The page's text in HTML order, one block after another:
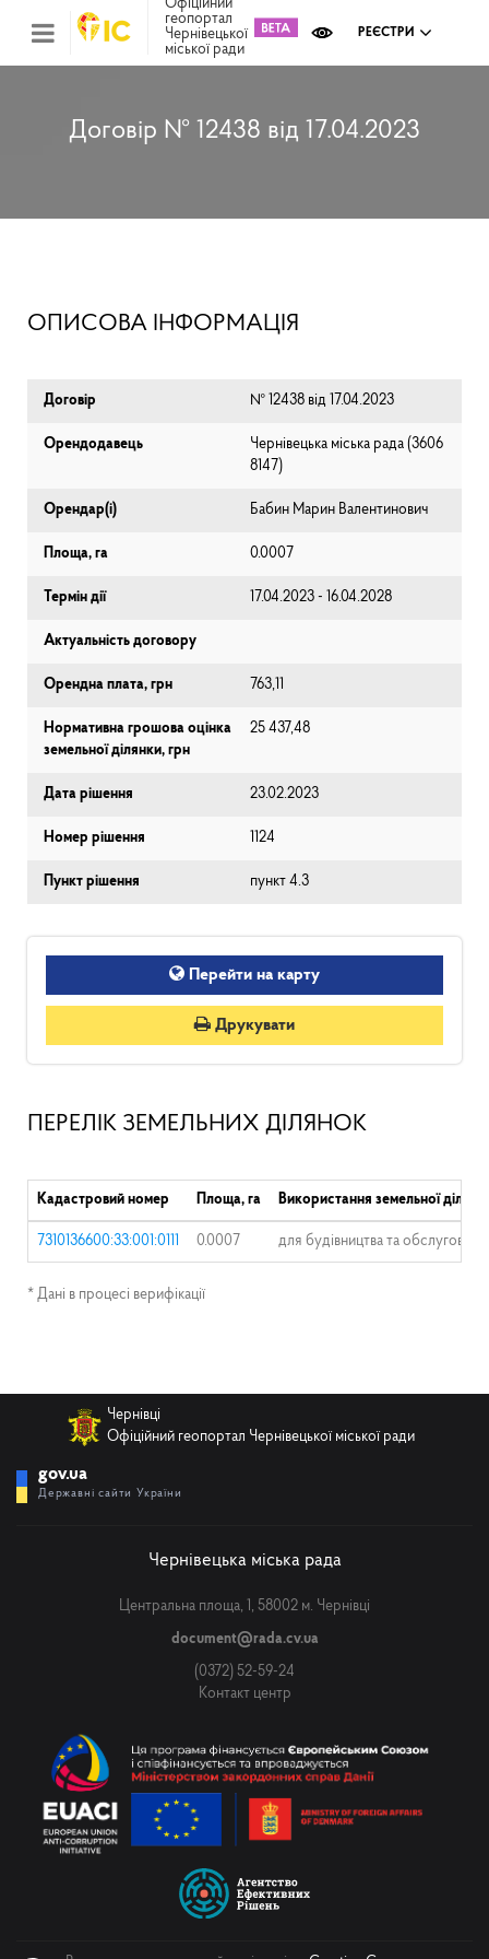
Офіційний
геопортал
Чернівецької
міської ради
РЕЄСТРИ
Договір № 12438 від 17.04.2023
ОПИСОВА ІНФОРМАЦІЯ
Договір № 12438 від 17.04.2023
Орендодавець
Чернівецька міська рада (⁨3606
8147⁩)
Орендар(і) Бабин Марин Валентинович
Площа, га 0.0007
Термін дії 17.04.2023 - 16.04.2028
Актуальність договору
Орендна плата, грн 763,11
Нормативна грошова оцінка
земельної ділянки, грн
25 437,48
Дата рішення 23.02.2023
Номер рішення 1124
Пункт рішення пункт 4.3
Перейти на карту
Друкувати
ПЕРЕЛІК ЗЕМЕЛЬНИХ ДІЛЯНОК
Кадастровий номер Площа, га Використання земельної
7310136600:33:001:0111 0.0007 для будівництва та
* Дані в процесі верифікації
Чернівці
Офіційний геопортал Чернівецької міської ради
gov.ua
Державні сайти України
Чернівецька міська рада
Центральна площа, 1, 58002 м. Чернівці
document@rada.cv.ua
(0372) 52-59-24
Контакт центр